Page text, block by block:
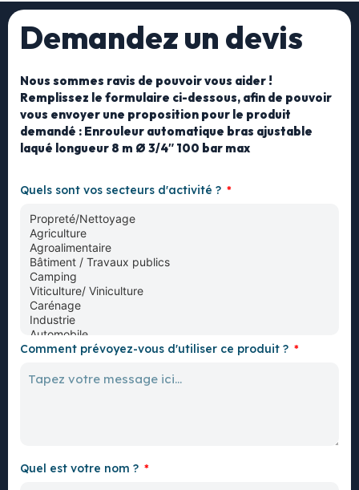
Demandez un devis
Nous sommes ravis de pouvoir vous aider !
Remplissez le formulaire ci-dessous, afin de pouvoir
vous envoyer une proposition pour le produit
demandé : Enrouleur automatique bras ajustable
laqué longueur 8 m Ø 3/4″ 100 bar max
Quels sont vos secteurs d'activité ?
Comment prévoyez-vous d'utiliser ce produit ?
Quel est votre nom ?